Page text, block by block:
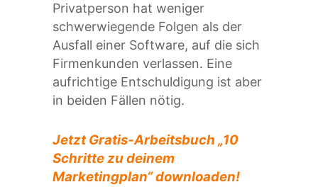
Privatperson hat weniger
schwerwiegende Folgen als der
Ausfall einer Software, auf die sich
Firmenkunden verlassen. Eine
aufrichtige Entschuldigung ist aber
in beiden Fällen nötig.
Jetzt Gratis-Arbeitsbuch „10
Schritte zu deinem
Marketingplan“ downloaden!